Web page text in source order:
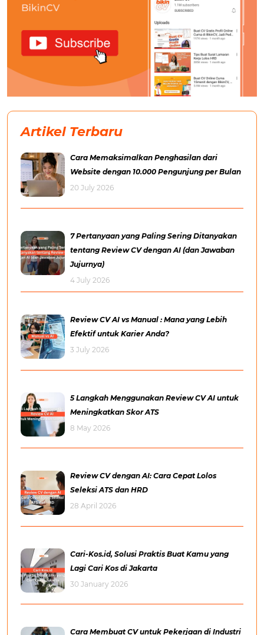
Artikel Terbaru
Cara Memaksimalkan Penghasilan dari
Website dengan 10.000 Pengunjung per Bulan
20 July 2026
7 Pertanyaan yang Paling Sering Ditanyakan
tentang Review CV dengan AI (dan Jawaban
Jujurnya)
4 July 2026
Review CV AI vs Manual : Mana yang Lebih
Efektif untuk Karier Anda?
3 July 2026
5 Langkah Menggunakan Review CV AI untuk
Meningkatkan Skor ATS
8 May 2026
Review CV dengan AI: Cara Cepat Lolos
Seleksi ATS dan HRD
28 April 2026
Cari-Kos.id, Solusi Praktis Buat Kamu yang
Lagi Cari Kos di Jakarta
30 January 2026
Cara Membuat CV untuk Pekerjaan di Industri